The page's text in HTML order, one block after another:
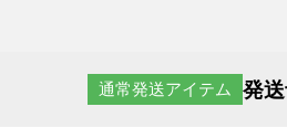
通常発送アイテム 発